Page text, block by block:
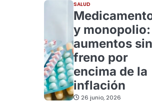
SALUD
y monopolio:
aumentos sin
freno por
encima de la
inflación
26 junio, 2026